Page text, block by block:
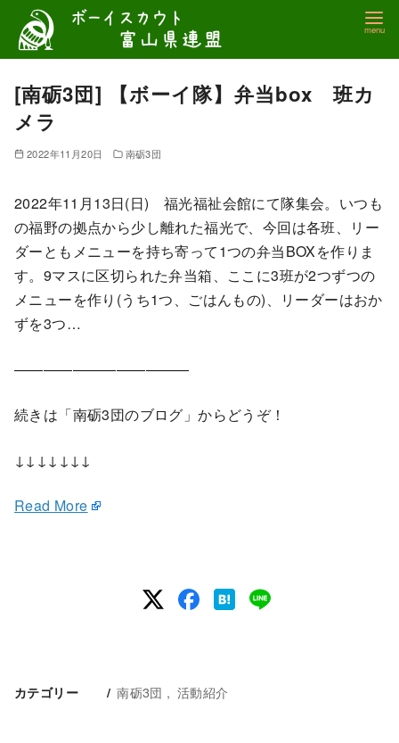
テ
[南砺3団] 【ボーイ隊】弁当box 班カ
メラ
2022年11月20日 南砺3団
2022年11月13日(日) 福光福祉会館にて隊集会。いつも
の福野の拠点から少し離れた福光で、今回は各班、リー
ダーともメニューを持ち寄って1つの弁当BOXを作りま
す。9マスに区切られた弁当箱、ここに3班が2つずつの
メニューを作り(うち1つ、ごはんもの)、リーダーはおか
ずを3つ…
————————————
続きは「南砺3団のブログ」からどうぞ！
↓↓↓↓↓↓↓
Read More
カテゴリー 南砺3団 活動紹介